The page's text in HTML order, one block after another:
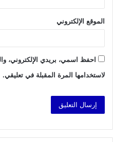
الموقع الإلكتروني
احفظ اسمي، بريدي الإلكتروني،
لاستخدامها المرة المقبلة في تعليقي.